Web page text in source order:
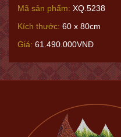
Mã sản phẩm: XQ.5238
Kích thước: 60 x 80cm
Giá: 61.490.000VNĐ